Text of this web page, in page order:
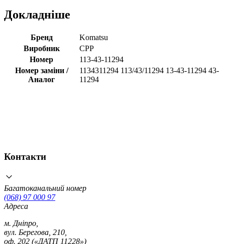
Докладніше
Бренд
Komatsu
Виробник
CPP
Номер
113-43-11294
Номер заміни /
Аналог
1134311294 113/43/11294 13-43-11294 43-
11294
Контакти
Багатоканальний номер
(068) 97 000 97
Адреса
м. Дніпро,
вул. Берегова, 210,
оф. 202 («ДАТП 11228»)